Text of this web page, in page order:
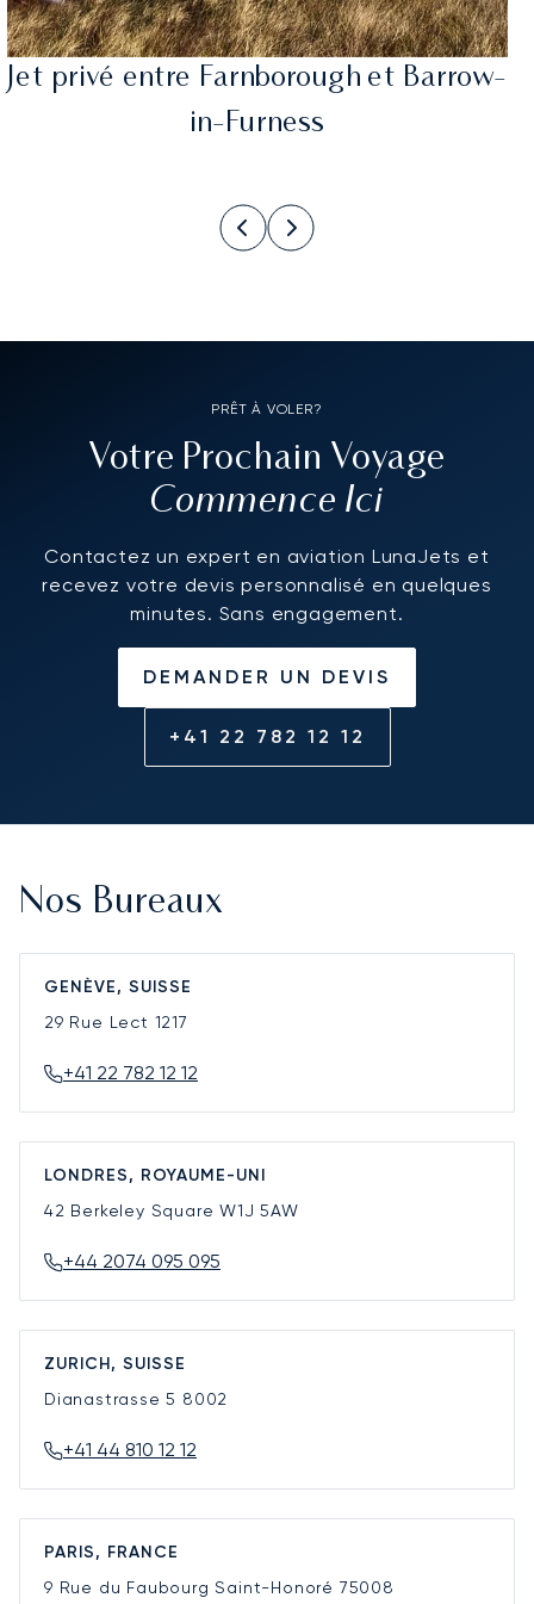
Jet privé entre Farnborough et Barrow-
in-Furness
PRÊT À VOLER?
Votre Prochain Voyage
Commence Ici
Contactez un expert en aviation LunaJets et
recevez votre devis personnalisé en quelques
minutes. Sans engagement.
DEMANDER UN DEVIS
+41 22 782 12 12
Nos Bureaux
GENÈVE, SUISSE
29 Rue Lect 1217
+41 22 782 12 12
LONDRES, ROYAUME-UNI
42 Berkeley SquareW1J 5AW
+44 2074 095 095
ZURICH, SUISSE
Dianastrasse 5 8002
+41 44 810 12 12
PARIS, FRANCE
9 Rue du Faubourg Saint-Honoré 75008